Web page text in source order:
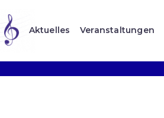
Aktuelles Veranstaltungen